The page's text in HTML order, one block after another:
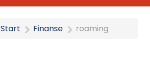
Start Finanse roaming